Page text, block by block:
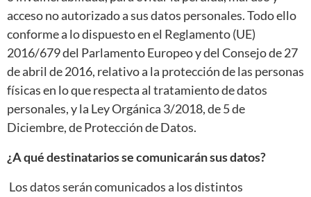
acceso no autorizado a sus datos personales. Todo ello
conforme a lo dispuesto en el Reglamento (UE)
2016/679 del Parlamento Europeo y del Consejo de 27
de abril de 2016, relativo a la protección de las personas
físicas en lo que respecta al tratamiento de datos
personales, y la Ley Orgánica 3/2018, de 5 de
Diciembre, de Protección de Datos.
¿A qué destinatarios se comunicarán sus datos?
Los datos serán comunicados a los distintos